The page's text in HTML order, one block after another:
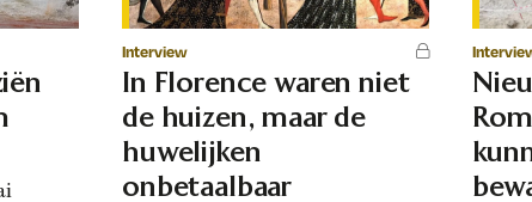
Interview
In Florence waren niet
de huizen, maar de
huwelijken
onbetaalbaar